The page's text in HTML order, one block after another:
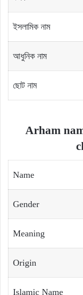
ইসলামিক নাম
আধুনিক নাম
ছোট নাম
Arham
Name
Gender
Meaning
Origin
Islamic Name